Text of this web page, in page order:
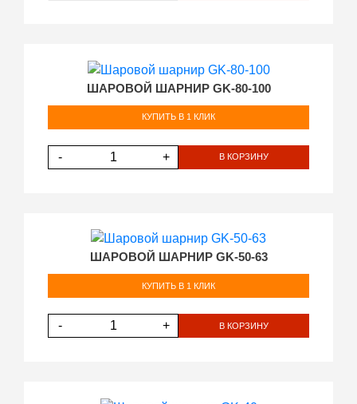
ШАРОВОЙ ШАРНИР GK-80-100
КУПИТЬ В 1 КЛИК
- + В КОРЗИНУ
ШАРОВОЙ ШАРНИР GK-50-63
КУПИТЬ В 1 КЛИК
- + В КОРЗИНУ